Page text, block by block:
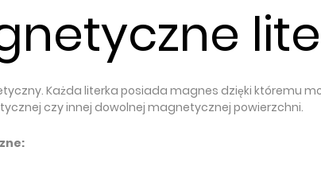
Każda literka posiada magnes dzięki któremu
czy innej dowolnej magnetycznej powierzchni.